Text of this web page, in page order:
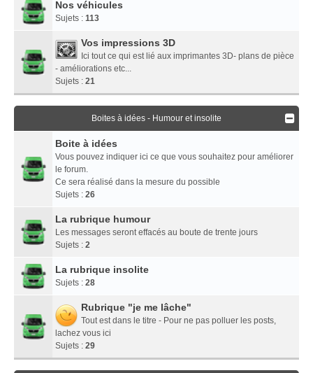
Nos véhicules
Sujets : 113
Vos impressions 3D
Ici tout ce qui est lié aux imprimantes 3D- plans de pièce
- améliorations etc...
Sujets : 21
Boites à idées - Humour et insolite
Boite à idées
Vous pouvez indiquer ici ce que vous souhaitez pour améliorer
le forum.
Ce sera réalisé dans la mesure du possible
Sujets : 26
La rubrique humour
Les messages seront effacés au boute de trente jours
Sujets : 2
La rubrique insolite
Sujets : 28
Rubrique "je me lâche"
Tout est dans le titre - Pour ne pas polluer les posts,
lachez vous ici
Sujets : 29